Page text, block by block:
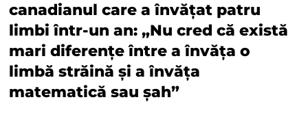
canadianul care a învățat patru
limbi într-un an: „Nu cred că există
mari diferențe între a învăța o
limbă străină și a învăța
matematică sau șah”